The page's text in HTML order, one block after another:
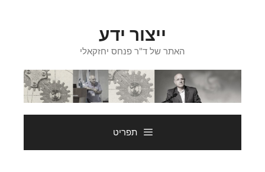
ייצור ידע
האתר של ד"ר פנחס יחזקאלי
תפריט